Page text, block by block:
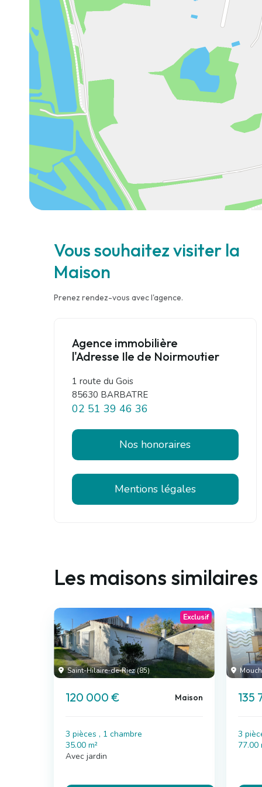
Vous souhaitez visiter la
Maison
Prenez rendez-vous avec l'agence.
Agence immobilière
l'Adresse Ile de Noirmoutier
1 route du Gois
85630 BARBATRE
02 51 39 46 36
Nos honoraires
Mentions légales
Les maisons similaires
Saint-Hilaire-de-Riez (85)
Exclusif
120 000 € Maison
3 pièces , 1 chambre
35.00 m²
Avec jardin
135
3
77.00